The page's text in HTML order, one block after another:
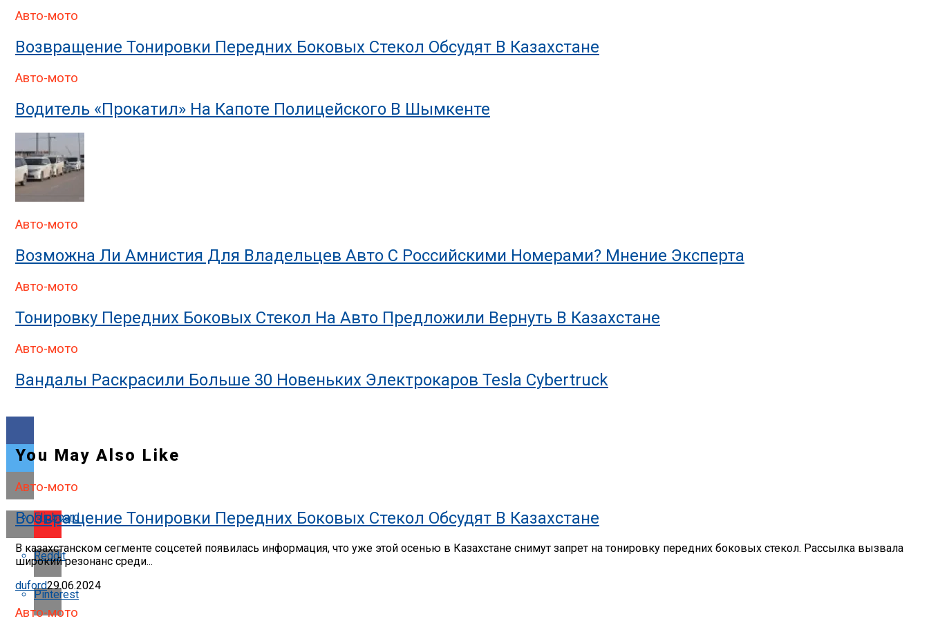
Авто-мото
Возвращение Тонировки Передних Боковых Стекол Обсудят В Казахстане
Авто-мото
Водитель «прокатил» На Капоте Полицейского В Шымкенте
Авто-мото
Возможна Ли Амнистия Для Владельцев Авто С Российскими Номерами? Мнение Эксперта
Авто-мото
Тонировку Передних Боковых Стекол На Авто Предложили Вернуть В Казахстане
Авто-мото
Вандалы Раскрасили Больше 30 Новеньких Электрокаров Tesla Cybertruck
Flipboard
Reddit
Pinterest
You May Also Like
Авто-мото
Возвращение Тонировки Передних Боковых Стекол Обсудят В Казахстане
В казахстанском сегменте соцсетей появилась информация, что уже этой осенью в Казахстане снимут запрет на тонировку передних боковых стекол. Рассылка вызвала
широкий резонанс среди...
duford29.06.2024
Авто-мото